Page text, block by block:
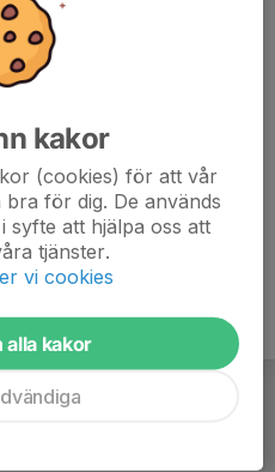
kakor
(cookies) för att vår
för dig. De används
syfte att hjälpa oss att
tjänster.
vi cookies
alla kakor